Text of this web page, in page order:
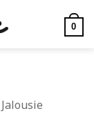
0
Jalousie